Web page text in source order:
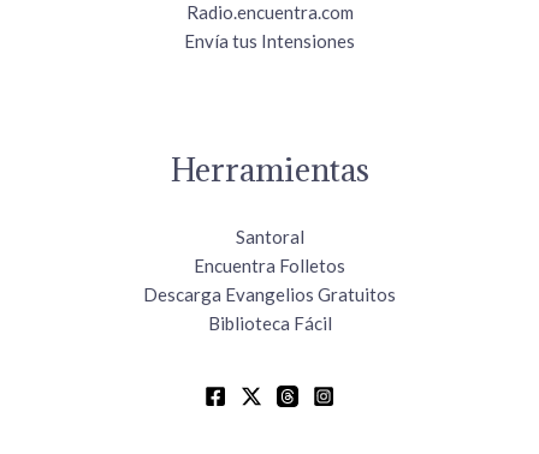
Radio.encuentra.com
Envía tus Intensiones
Herramientas
Santoral
Encuentra Folletos
Descarga Evangelios Gratuitos
Biblioteca Fácil